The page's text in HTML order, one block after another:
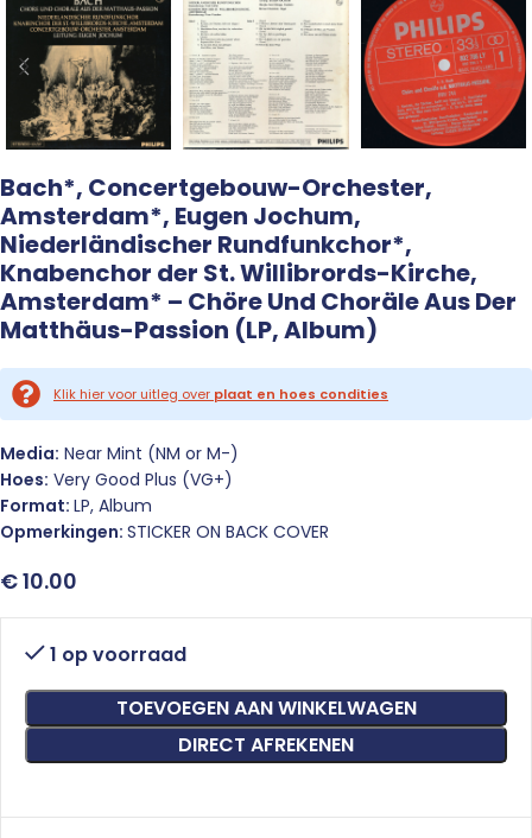
Bach*, Concertgebouw-Orchester,
Amsterdam*, Eugen Jochum,
Niederländischer Rundfunkchor*,
Knabenchor der St. Willibrords-Kirche,
Amsterdam* – Chöre Und Choräle Aus Der
Matthäus-Passion (LP, Album)
Klik hier voor uitleg over plaat en hoes condities
Media: Near Mint (NM or M-)
Hoes: Very Good Plus (VG+)
Format: LP, Album
Opmerkingen: STICKER ON BACK COVER
€10.00
1 op voorraad
TOEVOEGEN AAN WINKELWAGEN
DIRECT AFREKENEN